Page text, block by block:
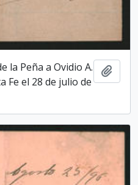
la Peña a Ovidio A.
Fe el 28 de julio de